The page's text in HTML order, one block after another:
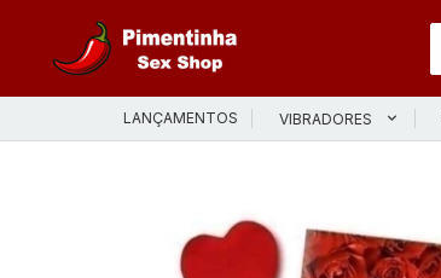
LANÇAMENTOS VIBRADORES